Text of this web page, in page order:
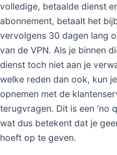
volledige, betaalde dienst
abonnement, betaalt het
vervolgens 30 dagen lang
van de VPN. Als je binnen
dienst toch niet aan je
welke reden dan ook, kun
opnemen met de
terugvragen. Dit is een ‘no
wat dus betekent dat je
hoeft op te geven.